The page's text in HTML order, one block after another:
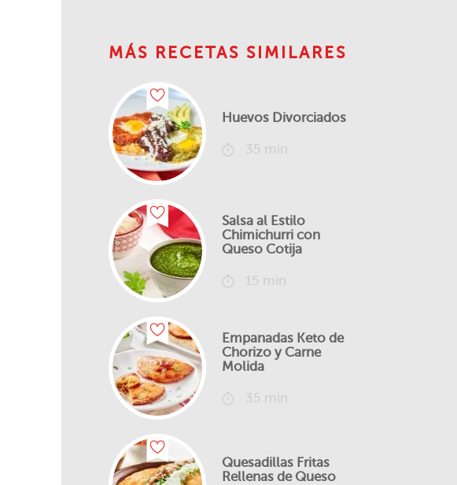
MÁS RECETAS SIMILARES
Huevos Divorciados
35 min
Salsa al Estilo
Chimichurri con
Queso Cotija
15 min
Empanadas Keto de
Chorizo y Carne
Molida
35 min
Quesadillas Fritas
Rellenas de Queso